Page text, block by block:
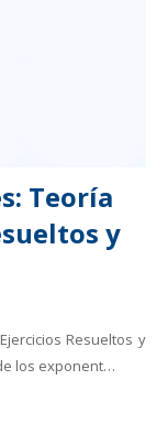
Teoría
y
Resueltos y
los exponent…